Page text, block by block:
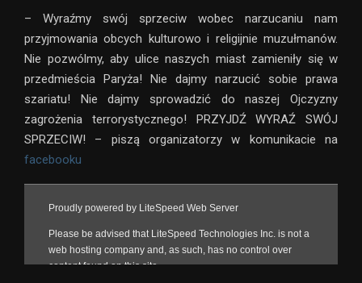
– Wyraźmy swój sprzeciw wobec narzucaniu nam
przyjmowania obcych kulturowo i religijnie muzułmanów.
Nie pozwólmy, aby ulice naszych miast zamieniły się w
przedmieścia Paryża! Nie dajmy narzucić sobie prawa
szariatu! Nie dajmy sprowadzić do naszej Ojczyzny
zagrożenia terrorystycznego! PRZYJDŹ WYRAŹ SWÓJ
SPRZECIW! – piszą organizatorzy w komunikacie na
facebooku